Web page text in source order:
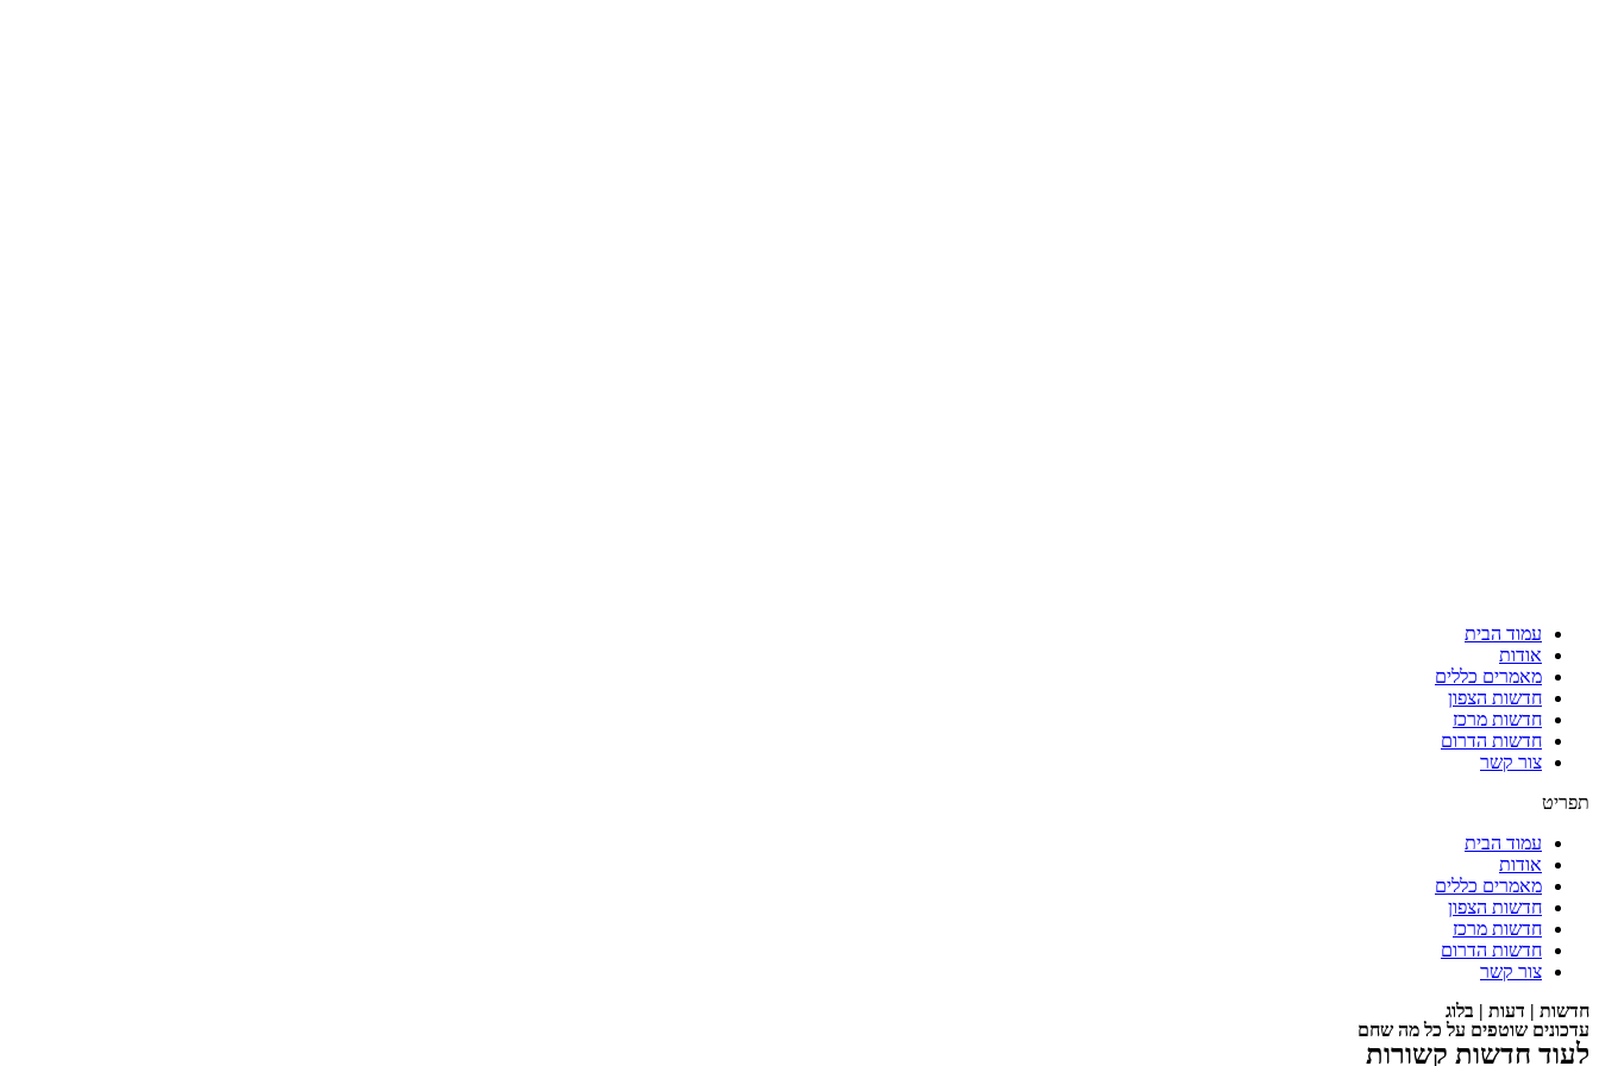
עמוד הבית
אודות
מאמרים כללים
חדשות הצפון
חדשות מרכז
חדשות הדרום
צור קשר
תפריט
עמוד הבית
אודות
מאמרים כללים
חדשות הצפון
חדשות מרכז
חדשות הדרום
צור קשר
חדשות | דעות | בלוג
עדכונים שוטפים על כל מה שחם
לעוד חדשות קשורות